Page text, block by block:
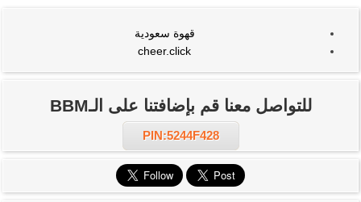
قهوة سعودية
cheer.click
للتواصل معنا قم بإضافتنا على الـBBM
PIN:5244F428